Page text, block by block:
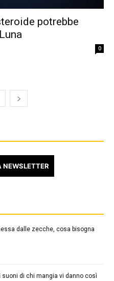
potrebbe
0
dalle zecche, cosa bisogna
suoni di chi mangia vi danno così